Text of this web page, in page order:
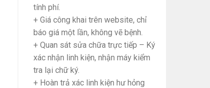
tính phí.
+ Giá công khai trên website, chỉ
báo giá một lần, không vẽ bệnh.
+ Quan sát sửa chữa trực tiếp – Ký
xác nhận linh kiện, nhận máy kiểm
tra lại chữ ký.
+ Hoàn trả xác linh kiện hư hỏng